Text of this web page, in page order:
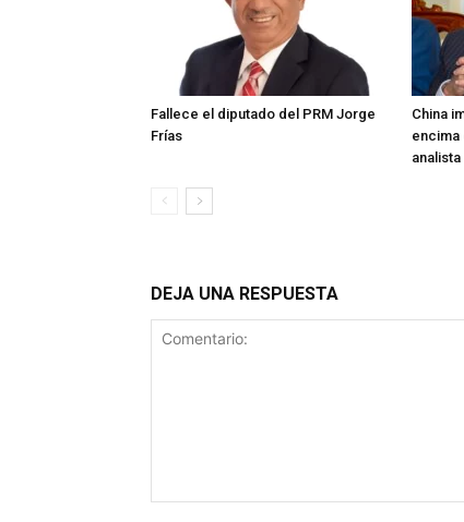
Fallece el diputado del PRM Jorge
Frías
China
encima
DEJA UNA RESPUESTA